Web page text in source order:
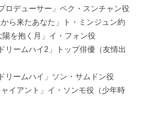
デューサー」ペク・スンチャン役
ら来たあなた」ト・ミンジュン約
を抱く月」イ・フォン役
ームハイ2」トップ俳優（友情出
ームハイ」ソン・サムドン役
イアント」イ・ソンモ役（少年時